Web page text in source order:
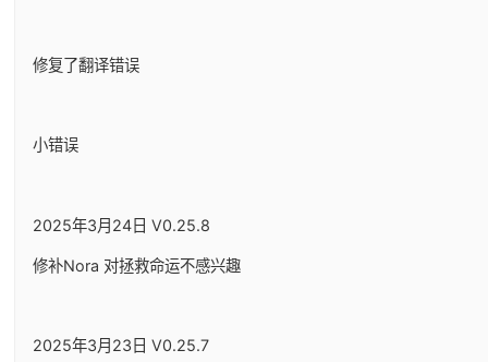
修复了翻译错误
小错误
2025年3月24日 V0.25.8
修补Nora 对拯救命运不感兴趣
2025年3月23日 V0.25.7